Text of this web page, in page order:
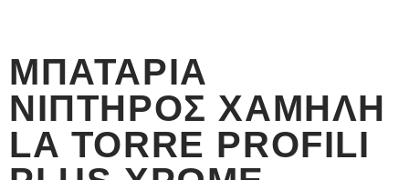
ΜΠΑΤΑΡΊΑ
ΝΙΠΤΉΡΟΣ ΧΑΜΗΛΉ
LA TORRE PROFILI